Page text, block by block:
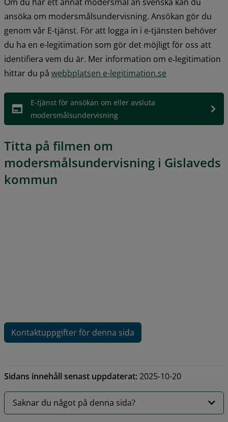
ansöka om modersmålsundervisning. Ansökan gör du
genom vår E-tjänst. För att logga in i e-tjänsten behöver
du ha en e-legitimation som gör det möjligt för oss att
identifiera vem du är. Mer information om e‑legitimation
hittar du på webbplatsen e-legitimation.se
E-tjänst för ansökan om eller avsluta
modersmålsundervisning
Titta på filmen om
modersmålsundervisning i Gislaveds
kommun
Kontaktuppgifter för denna sida
Sidans innehåll senast uppdaterat:2025-10-20
Saknar du något på denna sida?